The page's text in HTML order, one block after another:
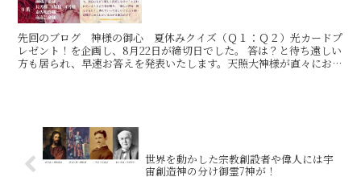
先回のブログ 神様の御心 夏休みクイズ（Ｑ１：Ｑ２）光カードプ
レゼント！を企画し、8月22日が締切日でした。 答は？と待ち遠しい
方も居られ、早速お答えを発表いたします。天照大神様が直々にお答
世界を動かした宗教創設者や偉人には宇
宙創造神の分け御霊7神が！